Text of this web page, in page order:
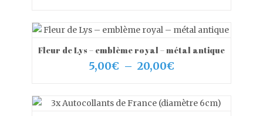
VIEW MORE
Fleur de Lys – emblème royal – métal antique
5,00€ – 20,00€
5,00€